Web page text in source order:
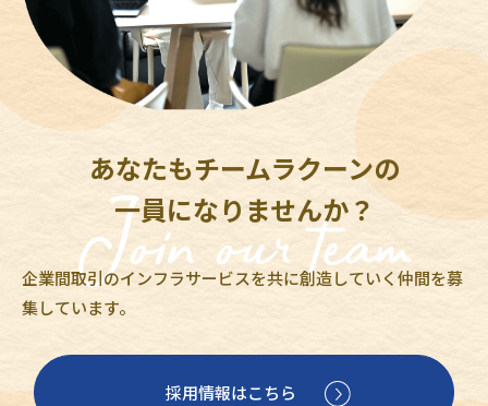
あなたもチームラクーンの
一員になりませんか？
企業間取引のインフラサービスを共に創造していく仲間を募
集しています。
採用情報はこちら